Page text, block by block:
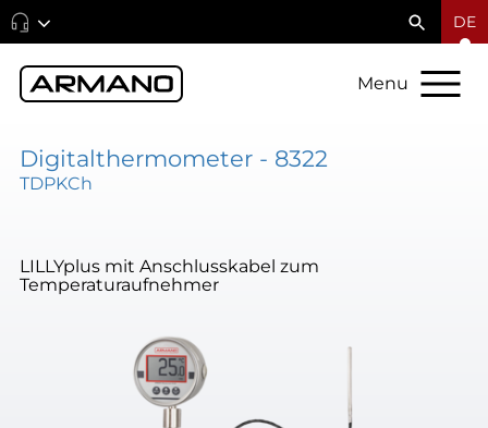
DE
Menu
Digitalthermometer - 8322
TDPKCh
LILLYplus mit Anschlusskabel zum
Temperaturaufnehmer